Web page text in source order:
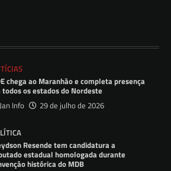
chega ao Maranhão e completa presença
todos os estados do Nordeste
Jan Info 29 de julho de 2026
Resende tem candidatura a
estadual homologada durante
histórica do MDB